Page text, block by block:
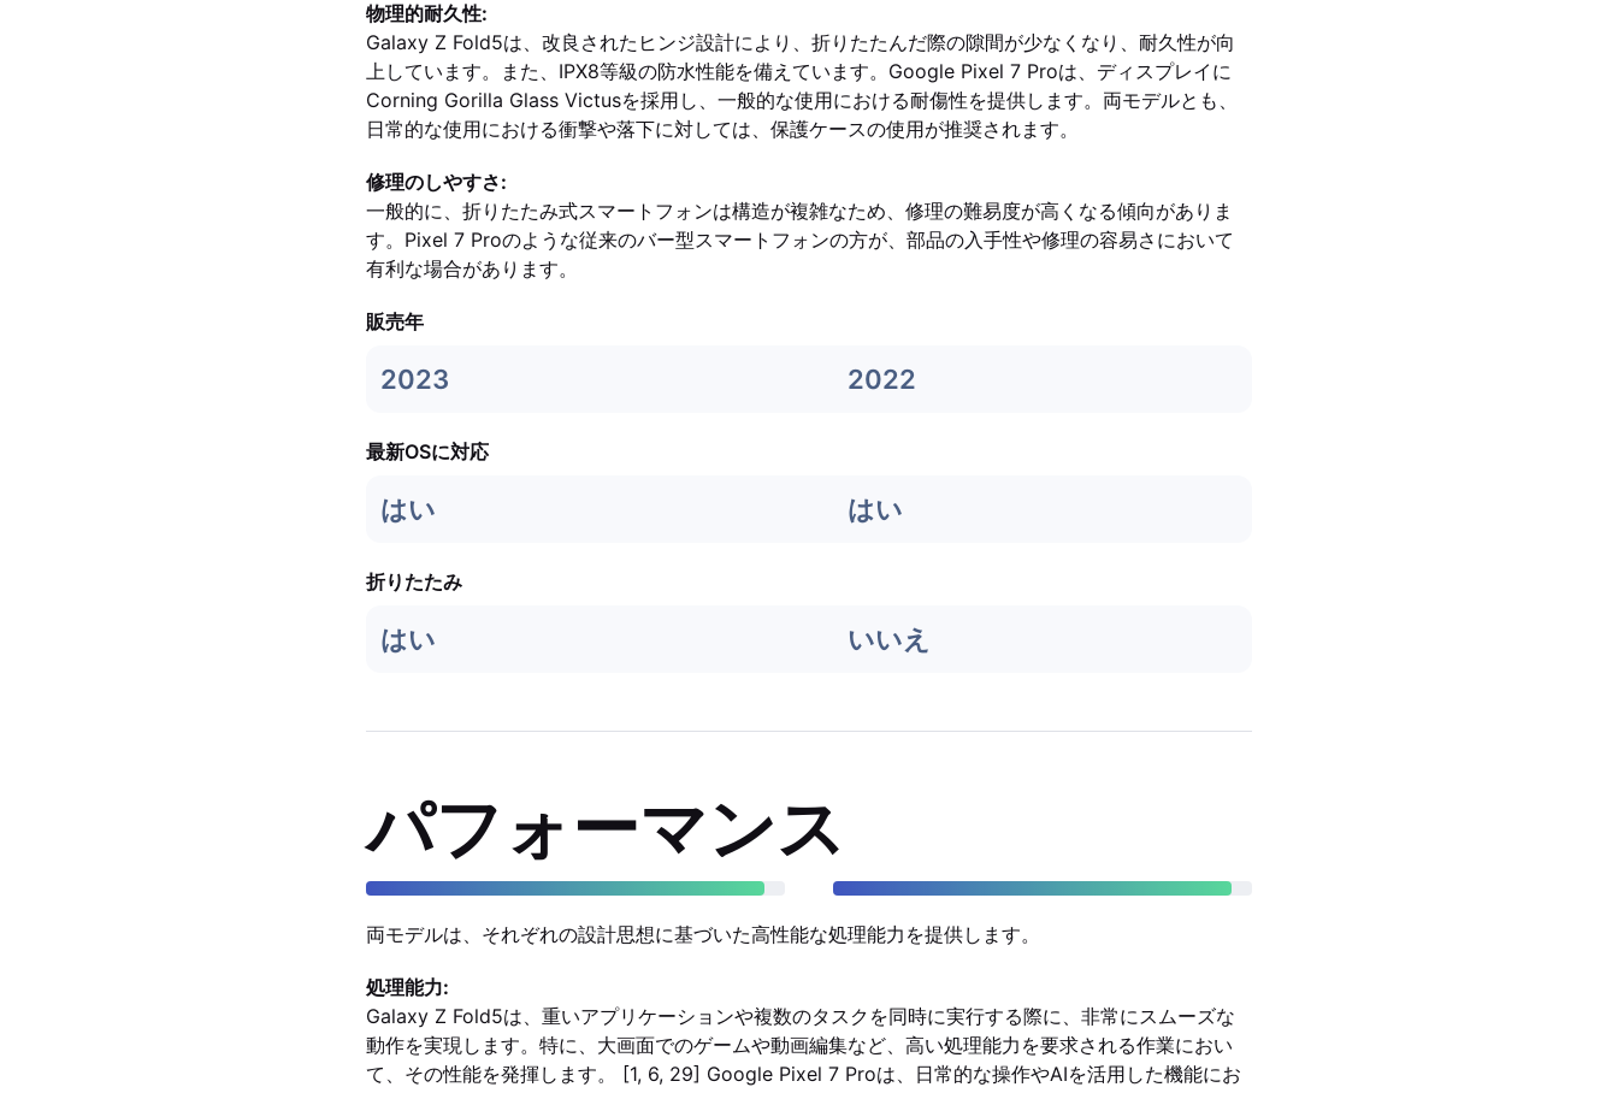
物理的耐久性:
Galaxy Z Fold5は、改良されたヒンジ設計により、折りたたんだ際の隙間が少なくなり、耐久性が向
上しています。また、IPX8等級の防水性能を備えています。Google Pixel 7 Proは、ディスプレイに
Corning Gorilla Glass Victusを採用し、一般的な使用における耐傷性を提供します。両モデルとも、
日常的な使用における衝撃や落下に対しては、保護ケースの使用が推奨されます。
修理のしやすさ:
一般的に、折りたたみ式スマートフォンは構造が複雑なため、修理の難易度が高くなる傾向がありま
す。Pixel 7 Proのような従来のバー型スマートフォンの方が、部品の入手性や修理の容易さにおいて
有利な場合があります。
販売年
2023 2022
最新OSに対応
はい はい
折りたたみ
はい いいえ
パフォーマンス
両モデルは、それぞれの設計思想に基づいた高性能な処理能力を提供します。
処理能力:
Galaxy Z Fold5は、重いアプリケーションや複数のタスクを同時に実行する際に、非常にスムーズな
動作を実現します。特に、大画面でのゲームや動画編集など、高い処理能力を要求される作業におい
て、その性能を発揮します。 [1, 6, 29] Google Pixel 7 Proは、日常的な操作やAIを活用した機能にお